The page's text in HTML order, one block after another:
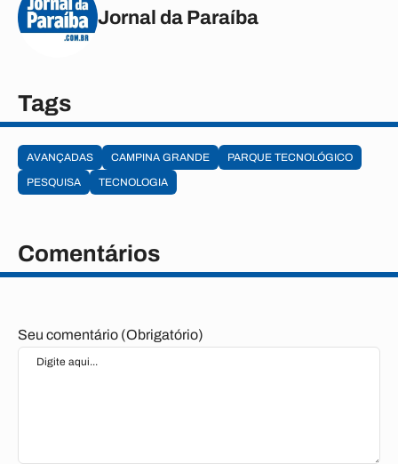
Jornal da Paraíba
Tags
AVANÇADAS CAMPINA GRANDE
PARQUE TECNOLÓGICO
PESQUISA
TECNOLOGIA
Comentários
Seu comentário (Obrigatório)